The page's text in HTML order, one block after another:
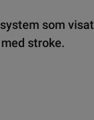
som visat
stroke.